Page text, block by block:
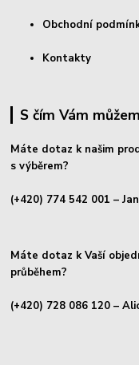
Obchodní
Kontakty
S čím Vám
Máte dotaz k našim
s výběrem?
(+420) 774 542 001 –
Máte dotaz k Vaší
průběhem?
(+420) 728 086 120 –